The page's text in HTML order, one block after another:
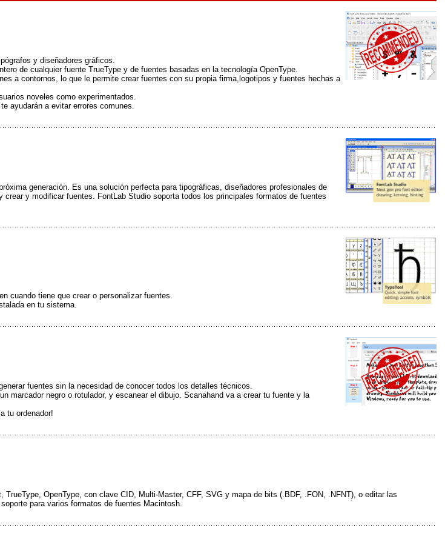
y diseñadores gráficos.
de cualquier fuente TrueType y de fuentes basadas en la tecnología OpenType.
a contornos, lo que le permite crear fuentes con su propia firma,logotipos y fuentes hechas a
noveles como experimentados.
ayudarán a evitar errores comunes.
generación. Es una solución perfecta para tipográficas, diseñadores profesionales de
y modificar fuentes. FontLab Studio soporta todos los principales formatos de fuentes
cuando tiene que crear o personalizar fuentes.
en tu sistema.
fuentes sin la necesidad de conocer todos los detalles técnicos.
marcador negro o rotulador, y escanear el dibujo. Scanahand va a crear tu fuente y la
tu ordenador!
OpenType, con clave CID, Multi-Master, CFF, SVG y mapa de bits (.BDF, .FON, .NFNT), o editar las
para varios formatos de fuentes Macintosh.